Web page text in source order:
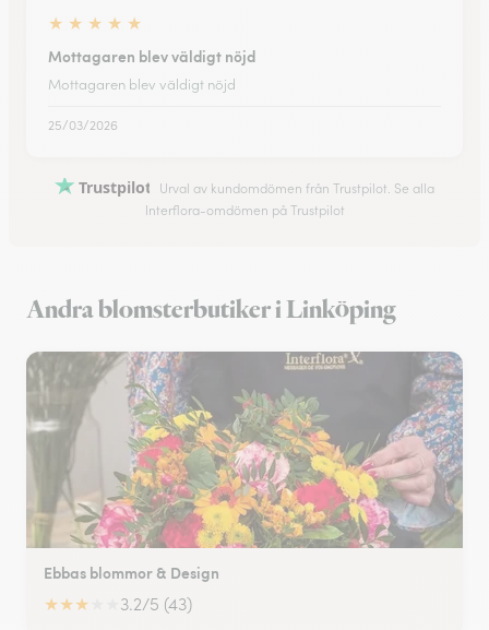
★ ★ ★ ★ ★
Mottagaren blev väldigt nöjd
Mottagaren blev väldigt nöjd
25/03/2026
Trustpilot
Urval av kundomdömen från Trustpilot. Se alla
Interflora-omdömen på Trustpilot
Andra blomsterbutiker i Linköping
Ebbas blommor & Design
★★★ 3.2/5 (43)